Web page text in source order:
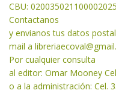
CBU:
Contactanos
y envianos tus datos
mail a libreriaecoval
Por cualquier consulta
al editor: Omar Mooney
o a la administración: Cel.